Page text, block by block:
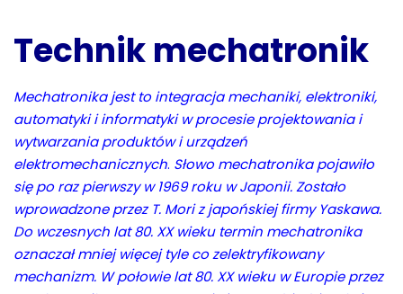
Technik mechatronik
Mechatronika jest to integracja mechaniki, elektroniki,
automatyki i informatyki w procesie projektowania i
wytwarzania produktów i urządzeń
elektromechanicznych. Słowo mechatronika pojawiło
się po raz pierwszy w 1969 roku w Japonii. Zostało
wprowadzone przez T. Mori z japońskiej firmy Yaskawa.
Do wczesnych lat 80. XX wieku termin mechatronika
oznaczał mniej więcej tyle co zelektryfikowany
mechanizm. W połowie lat 80. XX wieku w Europie przez